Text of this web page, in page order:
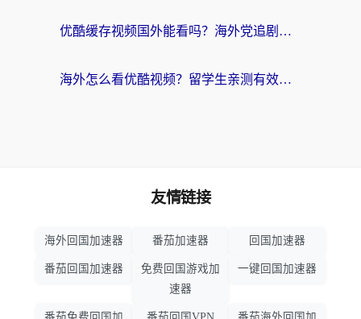
优酷缓存视频国外能看吗？海外党追剧看片的终极解决方案来了
海外怎么看优酷视频？留学生亲测有效的回国加速器选择指南
友情链接
海外回国加速器 番茄加速器 回国加速器
番茄回国加速器
免费回国游戏加
速器
一键回国加速器